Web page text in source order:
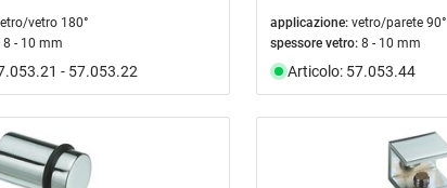
vetro 180°
8 - 10 mm
- 57.053.22
applicazione: vetro/parete 90°
spessore vetro: 8 - 10 mm
Articolo: 57.053.44